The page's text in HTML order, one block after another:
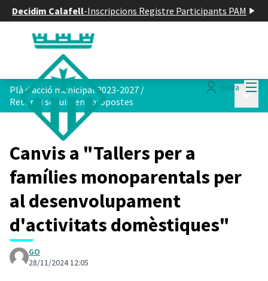
Decidim Calafell-Inscripcions Registre Participants PAM
Entra
Plà d acció municipal 2023-2027 /
Retorn i seguiment propostes
Canvis a "Tallers per a
famílies monoparentals per
al desenvolupament
d'activitats domèstiques"
GO
28/11/2024 12:05